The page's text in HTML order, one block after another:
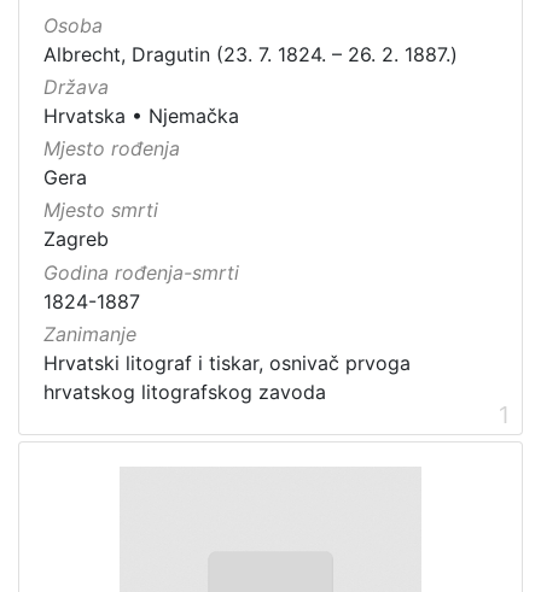
Osoba
Albrecht, Dragutin (23. 7. 1824. – 26. 2. 1887.)
Država
Hrvatska • Njemačka
Mjesto rođenja
Gera
Mjesto smrti
Zagreb
Godina rođenja-smrti
1824-1887
Zanimanje
Hrvatski litograf i tiskar, osnivač prvoga
hrvatskog litografskog zavoda
1